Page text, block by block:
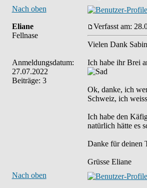
Nach oben
Eliane
Fellnase
Anmeldungsdatum:
27.07.2022
Beiträge: 3
Verfasst am:
Vielen Dank
Ich habe ihr Brei
Ok, danke, ich
Schweiz, ich
Ich habe den
natürlich hätte es
Danke für deinen
Grüsse Eliane
Nach oben